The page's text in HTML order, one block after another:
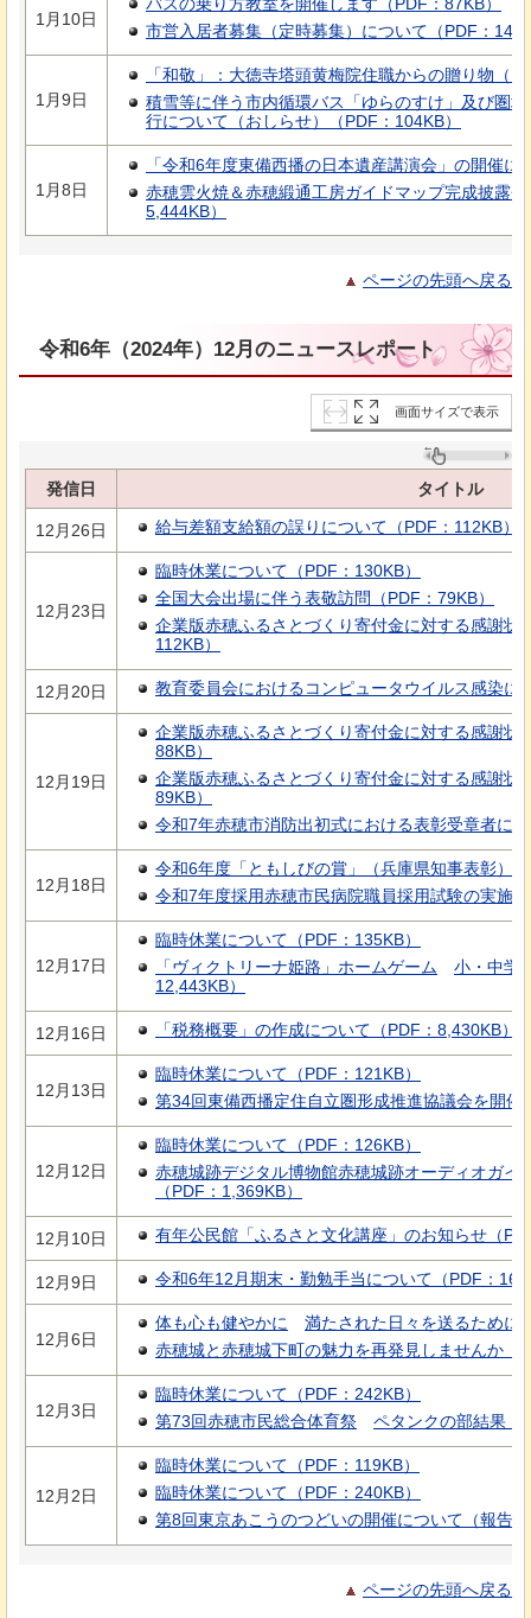
1月10日
市営入居者募集（定時募集）について（PDF：
1月9日
「和敬」：大徳寺塔頭黄梅院住職からの贈り物（
積雪等に伴う市内循環バス「ゆらのすけ」及び圏
行について（おしらせ）（PDF：104KB）
1月8日
「令和6年度東備西播の日本遺産講演会」の開催
赤穂雲火焼＆赤穂緞通工房ガイドマップ完成披露
5,444KB）
ページの先頭へ戻る
令和6年（2024年）12月のニュースレポート
画面サイズで表示
発信日 タイトル
12月26日 給与差額支給額の誤りについて（PDF：112KB）
12月23日
臨時休業について（PDF：130KB）
全国大会出場に伴う表敬訪問（PDF：79KB）
企業版赤穂ふるさとづくり寄付金に対する感謝状
112KB）
12月20日 教育委員会におけるコンピュータウイルス感染に
12月19日
企業版赤穂ふるさとづくり寄付金に対する感謝状
88KB）
企業版赤穂ふるさとづくり寄付金に対する感謝状
89KB）
令和7年赤穂市消防出初式における表彰受章者に
12月18日
令和6年度「ともしびの賞」（兵庫県知事表彰）
令和7年度採用赤穂市民病院職員採用試験の実施
12月17日
臨時休業について（PDF：135KB）
「ヴィクトリーナ姫路」ホームゲーム
小・中学
12,443KB）
12月16日 「税務概要」の作成について（PDF：8,430KB）
12月13日
臨時休業について（PDF：121KB）
第34回東備西播定住自立圏形成推進協議会を開催
12月12日
臨時休業について（PDF：126KB）
赤穂城跡デジタル博物館赤穂城跡オーディオガイ
（PDF：1,369KB）
12月10日 有年公民館「ふるさと文化講座」のお知らせ（
12月9日 令和6年12月期末・勤勉手当について（PDF：
12月6日
体も心も健やかに 満たされた日々を送るために
赤穂城と赤穂城下町の魅力を再発見しませんか（
12月3日
臨時休業について（PDF：242KB）
第73回赤穂市民総合体育祭
ペタンクの部結果
12月2日
臨時休業について（PDF：119KB）
臨時休業について（PDF：240KB）
第8回東京あこうのつどいの開催について（報告
ページの先頭へ戻る